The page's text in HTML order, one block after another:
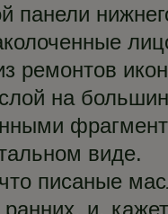
панели
ремонтов
на
виде.
писаные
и,